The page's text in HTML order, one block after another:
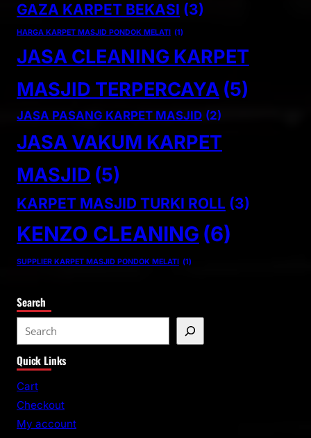
GAZA KARPET BEKASI (3)
HARGA KARPET MASJID PONDOK MELATI (1)
JASA CLEANING KARPET
MASJID TERPERCAYA (5)
JASA PASANG KARPET MASJID (2)
JASA VAKUM KARPET
MASJID (5)
KARPET MASJID TURKI ROLL (3)
KENZO CLEANING (6)
SUPPLIER KARPET MASJID PONDOK MELATI (1)
Search
e
a
r
c
Quick Links
Cart
Checkout
My account